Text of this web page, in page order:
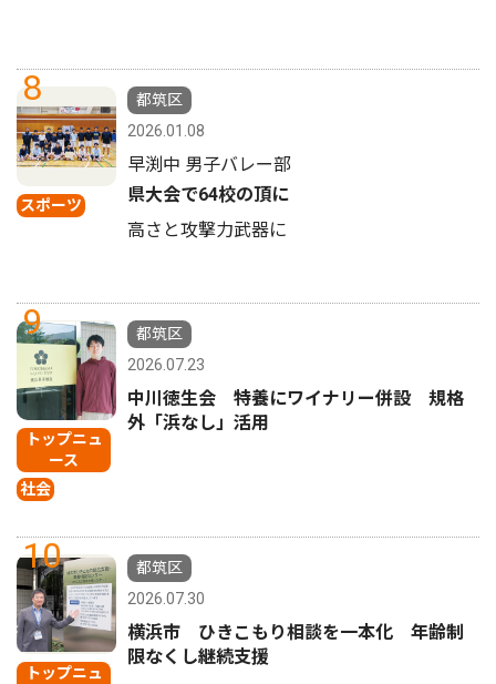
8
スポーツ
都筑区
2026.01.08
早渕中 男子バレー部
県大会で64校の頂に
高さと攻撃力武器に
9
トップニュ
ース
社会
都筑区
2026.07.23
中川徳生会 特養にワイナリー併設 規格
外「浜なし」活用
10
トップニュ
都筑区
2026.07.30
横浜市 ひきこもり相談を一本化 年齢制
限なくし継続支援